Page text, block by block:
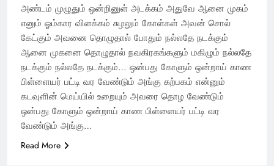
அண்டம் முழுதும் ஒன்றினுள் அடக்கம் அதுவே ஆனை முகம்
எனும் ஓம்கார விளக்கம் சுழலும் கோள்கள் அவன் சொல்
கேட்கும் அவனை தொழுதால் போதும் நல்லதே நடக்கும்
ஆனை முகனை தொழுதால் நவகிரகங்களும் மகிழும் நல்லதே
நடக்கும் நல்லதே நடக்கும்… ஒன்பது கோளும் ஒன்றாய் காண
பிள்ளையர் பட்டி வர வேண்டும் அங்கு கற்பகம் என்னும்
கடவுளின் மெய்யில் உறையும் அவரை தொழ வேண்டும்
ஒன்பது கோளும் ஒன்றாய் காண பிள்ளையர் பட்டி வர
வேண்டும் அங்கு…
Read More